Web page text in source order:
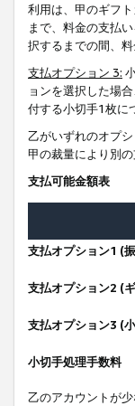
利用は、甲のギフ
まで、料金の支払
択するまでの間、
支払オプション 3:
ョンを選択した場
付する小切手1枚に
乙がいずれのオプ
甲の裁量により別
支払可能金額表
支払オプション1 (
支払オプション2 (
支払オプション3 (
小切手処理手数料
乙のアカウントが